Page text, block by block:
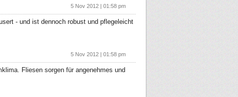
5 Nov 2012 | 01:58 pm
- und ist dennoch robust und pflegeleicht
5 Nov 2012 | 01:58 pm
Fliesen sorgen für angenehmes und